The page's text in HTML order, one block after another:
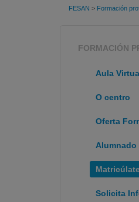
FESAN > Formación
FORMACIÓN
Aula
O centro
Oferta
Alumnado
Solicita